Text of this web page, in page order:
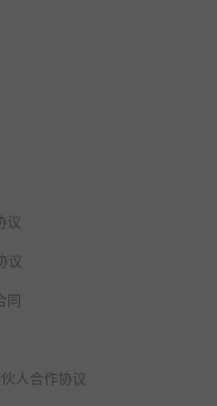
议
议
同
人合作协议